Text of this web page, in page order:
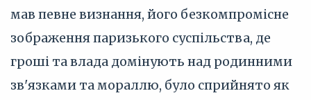
мав певне визнання, його безкомпромісне
зображення паризького суспільства, де
гроші та влада домінують над родинними
зв'язками та мораллю, було сприйнято як